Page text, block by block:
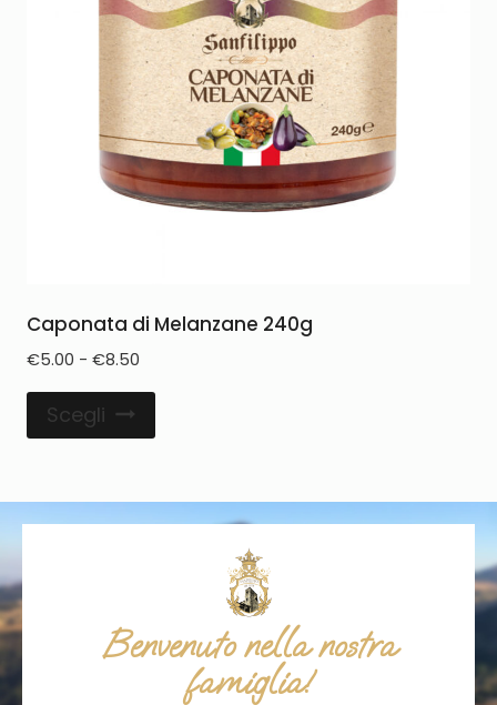
Caponata di Melanzane 240g
€5.00 - €8.50
Scegli
Benvenuto nella nostra
famiglia!